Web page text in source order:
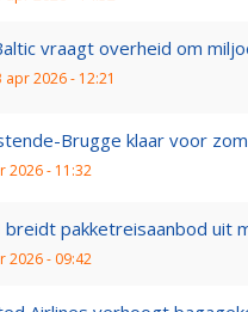
vraagt overheid om
apr 2026 - 12:21
Brugge klaar voor
2026 - 11:32
breidt pakketreisaanbod uit
2026 - 09:42